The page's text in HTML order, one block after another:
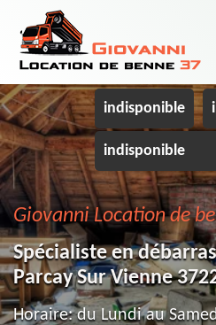
indisponible
indisponible
Giovanni Location de
Spécialiste en
Parcay Sur Vienne
Horaire: du Lundi au